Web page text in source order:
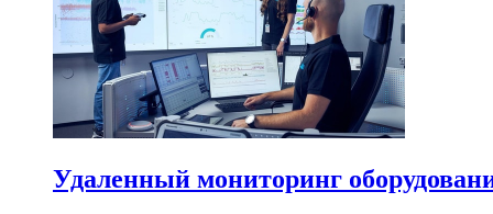
Удаленный мониторинг